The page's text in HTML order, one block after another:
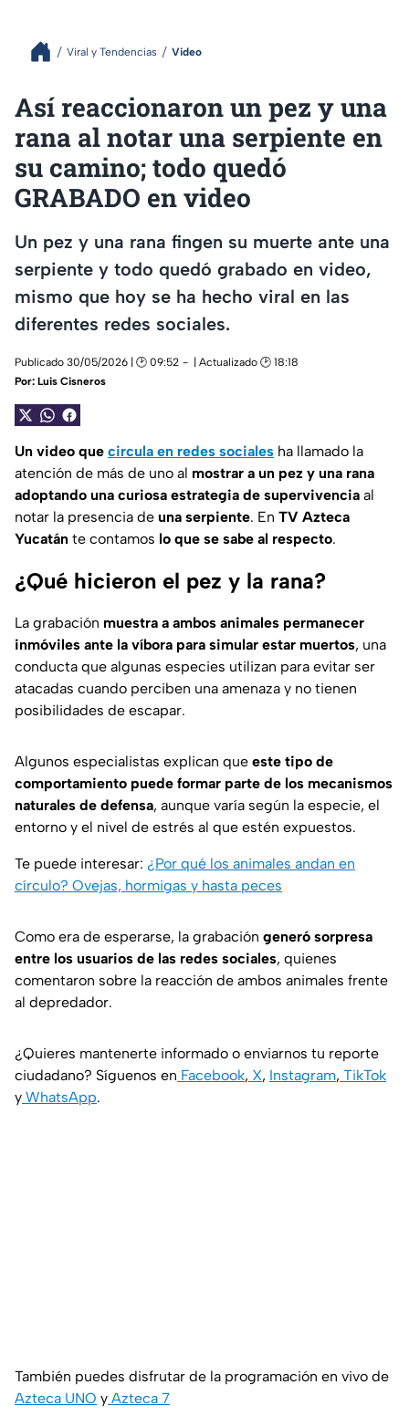
Viral y Tendencias Video
Así reaccionaron un pez y una
rana al notar una serpiente en
su camino; todo quedó
GRABADO en video
Un pez y una rana fingen su muerte ante una
serpiente y todo quedó grabado en video,
mismo que hoy se ha hecho viral en las
diferentes redes sociales.
Publicado 30/05/2026 | 🕑 09:52
| Actualizado 🕑 18:18
Por: Luis Cisneros
Un video que circula en redes sociales ha llamado la
atención de más de uno al mostrar a un pez y una rana
adoptando una curiosa estrategia de supervivencia al
notar la presencia de una serpiente. En TV Azteca
Yucatán te contamos lo que se sabe al respecto.
¿Qué hicieron el pez y la rana?
La grabación muestra a ambos animales permanecer
inmóviles ante la víbora para simular estar muertos, una
conducta que algunas especies utilizan para evitar ser
atacadas cuando perciben una amenaza y no tienen
posibilidades de escapar.
Algunos especialistas explican que este tipo de
comportamiento puede formar parte de los mecanismos
naturales de defensa, aunque varía según la especie, el
entorno y el nivel de estrés al que estén expuestos.
Te puede interesar: ¿Por qué los animales andan en
círculo? Ovejas, hormigas y hasta peces
Como era de esperarse, la grabación generó sorpresa
entre los usuarios de las redes sociales, quienes
comentaron sobre la reacción de ambos animales frente
al depredador.
¿Quieres mantenerte informado o enviarnos tu reporte
ciudadano? Síguenos en Facebook, X, Instagram, TikTok
y WhatsApp.
También puedes disfrutar de la programación en vivo de
Azteca UNO y Azteca 7